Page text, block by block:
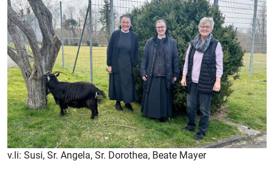
v.li: Susi, Sr. Angela, Sr. Dorothea, Beate Mayer